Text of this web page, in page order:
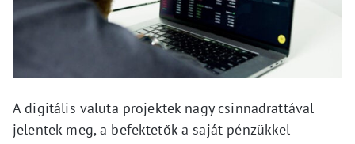
A digitális valuta projektek nagy csinnadrattával
jelentek meg, a befektetők a saját pénzükkel